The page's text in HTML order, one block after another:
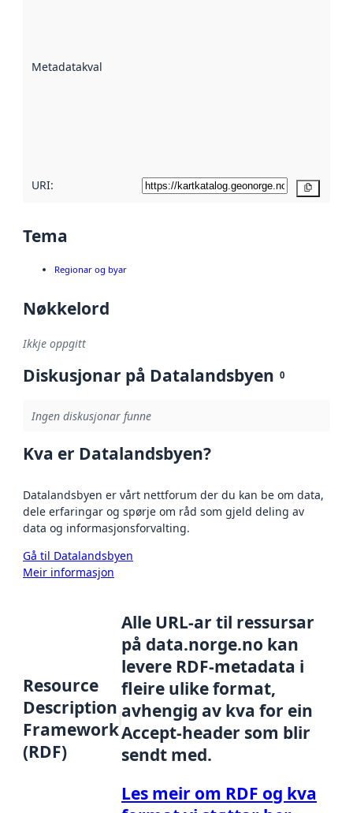
Metadatakvalitet
URI:
Tema
Regionar og byar
Nøkkelord
Ikkje oppgitt
Diskusjonar på Datalandsbyen 0
Ingen diskusjonar funne
Kva er Datalandsbyen?
Datalandsbyen er vårt nettforum der du kan be om data,
dele erfaringar og spørje om råd som gjeld deling av
data og informasjonsforvalting.
Gå til Datalandsbyen
Meir informasjon
Resource
Description
Framework
(RDF)
Alle URL-ar til ressursar
på data.norge.no kan
levere RDF-metadata i
fleire ulike format,
avhengig av kva for ein
Accept-header som blir
sendt med.
Les meir om RDF og kva